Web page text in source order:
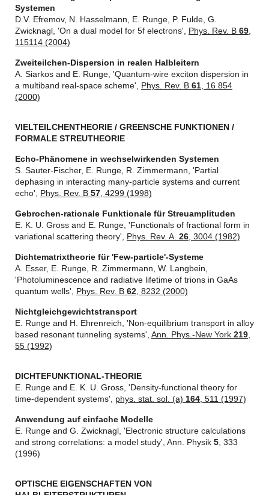
Systemen
D.V. Efremov, N. Hasselmann, E. Runge, P. Fulde, G.
Zwicknagl, 'On a dual model for 5f electrons', Phys. Rev. B 69
115114 (2004)
Zweiteilchen-Dispersion in realen Halbleitern
A. Siarkos and E. Runge, 'Quantum-wire exciton dispersion in
a multiband real-space scheme', Phys. Rev. B 61 , 16 854
(2000)
VIELTEILCHENTHEORIE / GREENSCHE FUNKTIONEN /
FORMALE STREUTHEORIE
Echo-Phänomene in wechselwirkenden Systemen
S. Sauter-Fischer, E. Runge, R. Zimmermann, 'Partial
dephasing in interacting many-particle systems and current
echo', Phys. Rev. B 57 , 4299 (1998)
Gebrochen-rationale Funktionale für Streuamplituden
E. K. U. Gross and E. Runge, 'Functionals of fractional form in
variational scattering theory', Phys. Rev. A. 26 , 3004 (1982)
Dichtematrixtheorie für 'Few-particle'-Systeme
A. Esser, E. Runge, R. Zimmermann, W. Langbein,
'Photoluminescence and radiative lifetime of trions in GaAs
quantum wells', Phys. Rev. B 62 , 8232 (2000)
Nichtgleichgewichtstransport
E. Runge and H. Ehrenreich, 'Non-equilibrium transport in alloy
based resonant tunneling systems', Ann. Phys.-New York 219
55 (1992)
DICHTEFUNKTIONAL-THEORIE
E. Runge and E. K. U. Gross, 'Density-functional theory for
time-dependent systems', phys. stat. sol. (a) 164 , 511 (1997)
Anwendung auf einfache Modelle
E. Runge and G. Zwicknagl, 'Electronic structure calculations
and strong correlations: a model study', Ann. Physik 5 , 333
(1996)
OPTISCHE EIGENSCHAFTEN VON